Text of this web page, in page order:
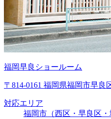
福岡早良ショールーム
〒814-0161 福岡県福岡市早良
対応エリア
福岡市（西区・早良区